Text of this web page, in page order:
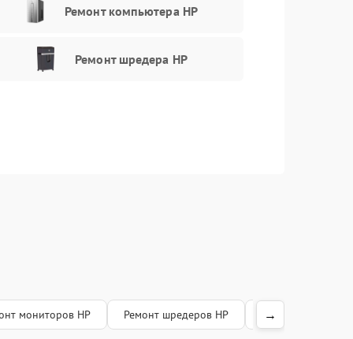
Ремонт компьютера HP
Ремонт шредера HP
мониторов HP Ремонт шредеров HP Ремонт VR систем
→